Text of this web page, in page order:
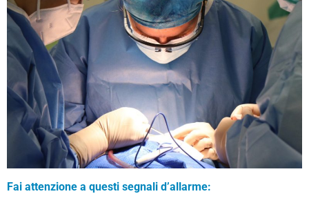
Fai attenzione a questi segnali d’allarme: